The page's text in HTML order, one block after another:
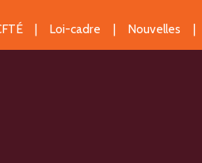
Loi-cadre Nouvelles